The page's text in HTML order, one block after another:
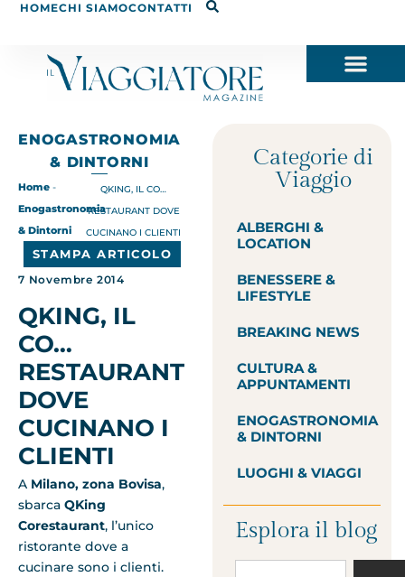
HOMECHI SIAMOCONTATTI
ENOGASTRONOMIA
& DINTORNI
Home -
Enogastronomia
& Dintorni
QKING, IL CO…
RESTAURANT DOVE
CUCINANO I CLIENTI
STAMPA ARTICOLO
7 Novembre 2014
QKING, IL
CO…
RESTAURANT
DOVE
CUCINANO I
CLIENTI
A Milano, zona Bovisa,
sbarca QKing
Corestaurant, l’unico
ristorante dove a
cucinare sono i clienti.
Categorie di
Viaggio
ALBERGHI &
LOCATION
BENESSERE &
LIFESTYLE
BREAKING NEWS
CULTURA &
APPUNTAMENTI
ENOGASTRONOMIA
& DINTORNI
LUOGHI & VIAGGI
Esplora il blog